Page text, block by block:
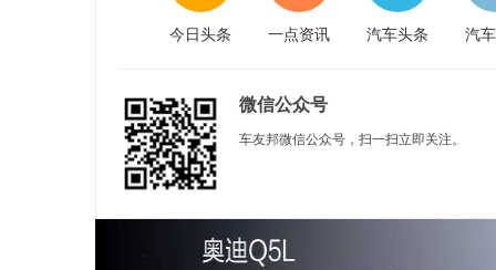
今日头条 一点资讯 汽车头条 汽
微信公众号
车友邦微信公众号，扫一扫立即关注。